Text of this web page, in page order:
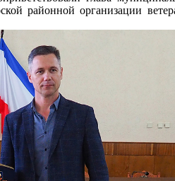
районной организации